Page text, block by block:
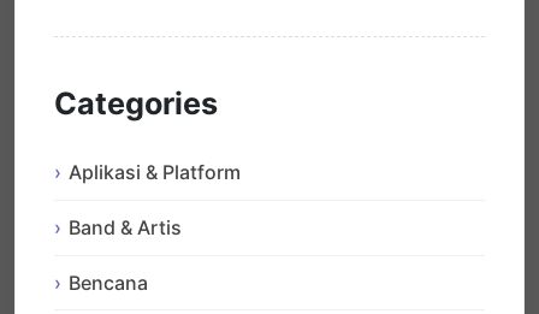
Categories
Aplikasi & Platform
Band & Artis
Bencana